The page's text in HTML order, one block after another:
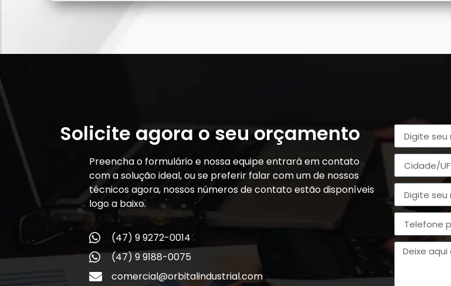
Solicite agora o seu orçamento
Preencha o formulário e nossa equipe entrará em contato
com a solução ideal, ou se preferir falar com um de nossos
técnicos agora, nossos números de contato estão disponíveis
logo a baixo.
(47) 9 9272-0014
(47) 9 9188-0075
comercial@orbitalindustrial.com